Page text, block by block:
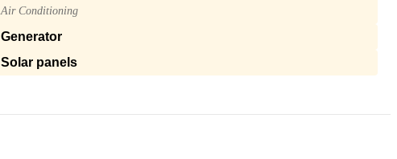
Air Conditioning
Generator
Solar panels